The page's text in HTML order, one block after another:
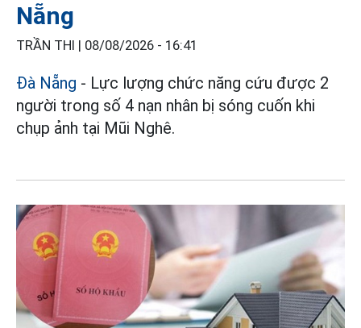
Nẵng
TRẦN THI | 08/08/2026 - 16:41
Đà Nẵng - Lực lượng chức năng cứu được 2
người trong số 4 nạn nhân bị sóng cuốn khi
chụp ảnh tại Mũi Nghê.